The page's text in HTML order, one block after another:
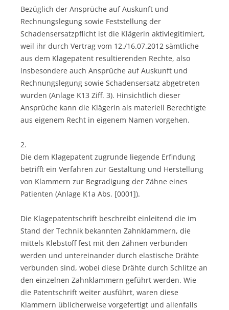
Bezüglich der Ansprüche auf Auskunft und
Rechnungslegung sowie Feststellung der
Schadensersatzpflicht ist die Klägerin aktivlegitimiert,
weil ihr durch Vertrag vom 12./16.07.2012 sämtliche
aus dem Klagepatent resultierenden Rechte, also
insbesondere auch Ansprüche auf Auskunft und
Rechnungslegung sowie Schadensersatz abgetreten
wurden (Anlage K13 Ziff. 3). Hinsichtlich dieser
Ansprüche kann die Klägerin als materiell Berechtigte
aus eigenem Recht in eigenem Namen vorgehen.
2.
Die dem Klagepatent zugrunde liegende Erfindung
betrifft ein Verfahren zur Gestaltung und Herstellung
von Klammern zur Begradigung der Zähne eines
Patienten (Anlage K1a Abs. [0001]).
Die Klagepatentschrift beschreibt einleitend die im
Stand der Technik bekannten Zahnklammern, die
mittels Klebstoff fest mit den Zähnen verbunden
werden und untereinander durch elastische Drähte
verbunden sind, wobei diese Drähte durch Schlitze an
den einzelnen Zahnklammern geführt werden. Wie
die Patentschrift weiter ausführt, waren diese
Klammern üblicherweise vorgefertigt und allenfalls